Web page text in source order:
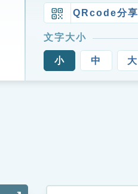
QRcode分享
文字大小
小 中 大